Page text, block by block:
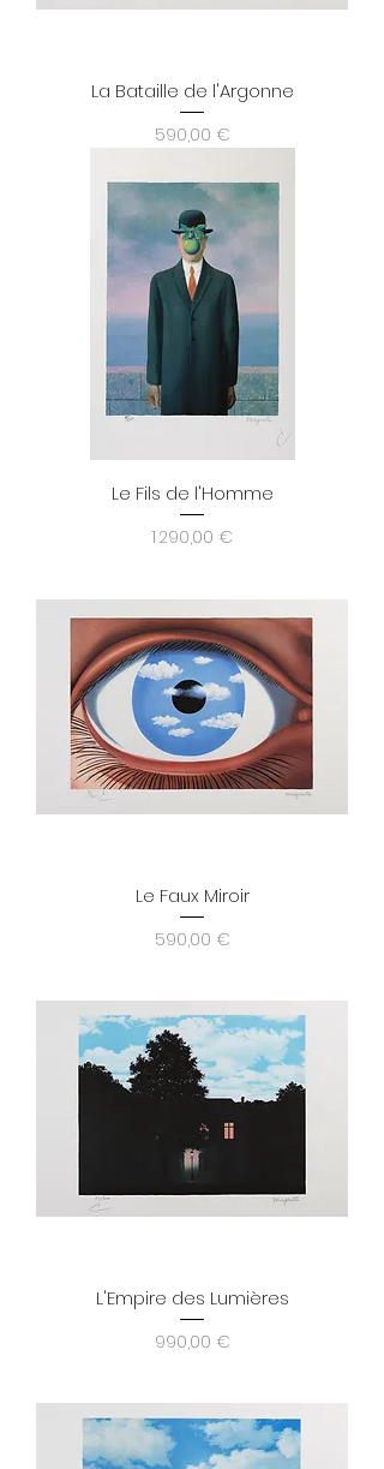
La Bataille de l'Argonne
Prix
590,00 €
Le Fils de l'Homme
Prix
1 290,00 €
Le Faux Miroir
Prix
590,00 €
L'Empire des Lumières
Prix
990,00 €